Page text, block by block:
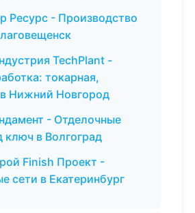
Ресурс - Производство
TechPlant -
токарная,
Нижний Новгород
- Отделочные
ключ в Волгоград
Finish Проект -
сети в Екатеринбург